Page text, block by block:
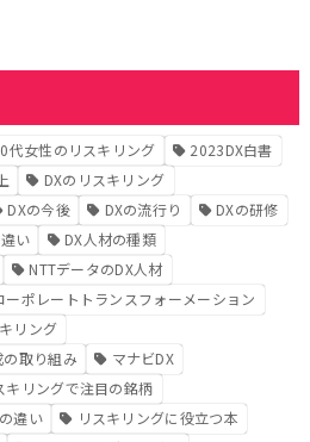
代女性のリスキリング
2023DX白書
DXのリスキリング
DXの今後 DXの流行り
DXの研修
い
DX人材の種類
NTTデータのDX人材
ーポレートトランスフォーメーション
リング
取り組み
マナビDX
キリングで注目の銘柄
違い
リスキリングに役立つ本